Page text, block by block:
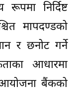
निर्दिष्ट
मापदण्डको
र छनोट गर्ने
आधारमा
आयोजना बैंकको